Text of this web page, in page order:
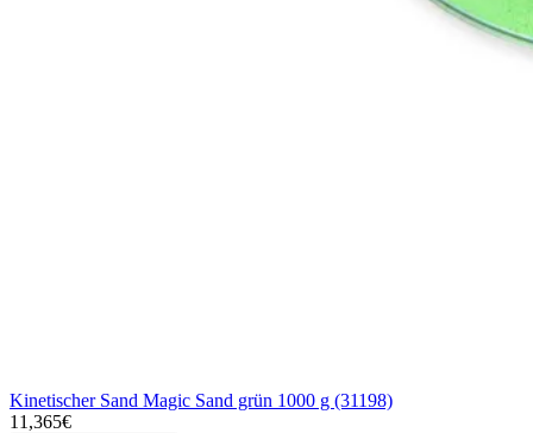
Kinetischer Sand Magic Sand grün 1000 g (31198)
11,365€